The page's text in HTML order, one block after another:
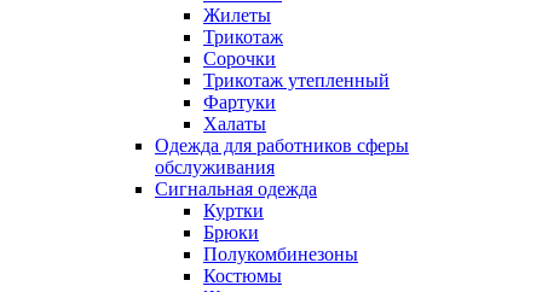
Жилеты
Трикотаж
Сорочки
Трикотаж утепленный
Фартуки
Халаты
Одежда для работников сферы
обслуживания
Сигнальная одежда
Куртки
Брюки
Полукомбинезоны
Костюмы